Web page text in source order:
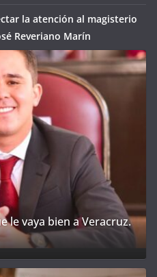
la atención al magisterio
Reveriano Marín
le vaya bien a Veracruz.